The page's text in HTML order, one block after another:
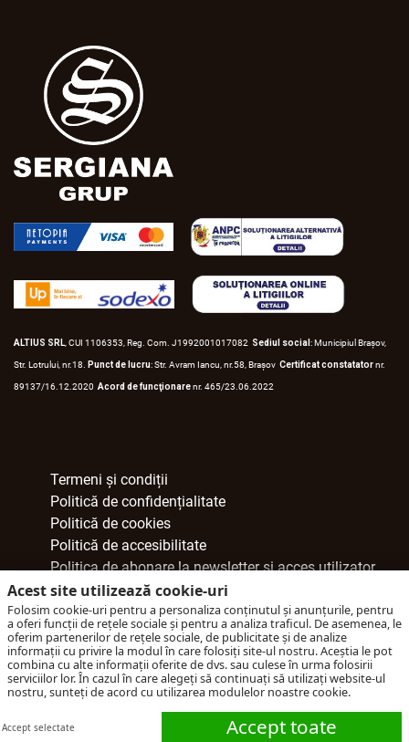
Acest site utilizează cookie-uri
Folosim cookie-uri pentru a personaliza conținutul și anunțurile, pentru
a oferi funcții de rețele sociale și pentru a analiza traficul. De asemenea, le
oferim partenerilor de rețele sociale, de publicitate și de analize
informații cu privire la modul în care folosiți site-ul nostru. Aceștia le pot
combina cu alte informații oferite de dvs. sau culese în urma folosirii
serviciilor lor. În cazul în care alegeți să continuați să utilizați website-ul
nostru, sunteți de acord cu utilizarea modulelor noastre cookie.
Accept selectate Accept toate
ALTIUS SRL , CUI 1106353, Reg. Com. J1992001017082 Sediul social : Municipiul Braşov,
Str. Lotrului, nr.18. Punct de lucru: Str. Avram Iancu, nr.58, Braşov Certificat constatatornr.
89137/16.12.2020 Acord de funcţionarenr. 465/23.06.2022
Termeni și condiții
Politică de confidențialitate
Politică de cookies
Politică de accesibilitate
Politica de abonare la newsletter şi acces utilizator
Informare GDPR social media
Alergeni
Despre Noi
Facebook
Instagram